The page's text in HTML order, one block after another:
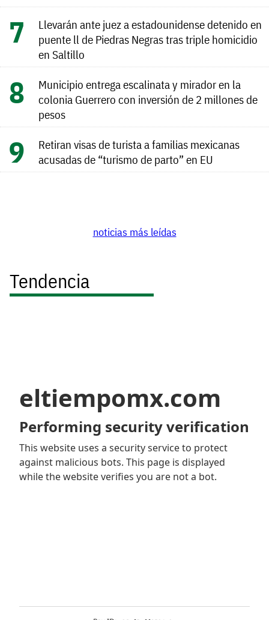
Llevarán ante juez a estadounidense detenido en
puente ll de Piedras Negras tras triple homicidio
en Saltillo
Municipio entrega escalinata y mirador en la
colonia Guerrero con inversión de 2 millones de
pesos
Retiran visas de turista a familias mexicanas
acusadas de “turismo de parto” en EU
noticias más leídas
Tendencia